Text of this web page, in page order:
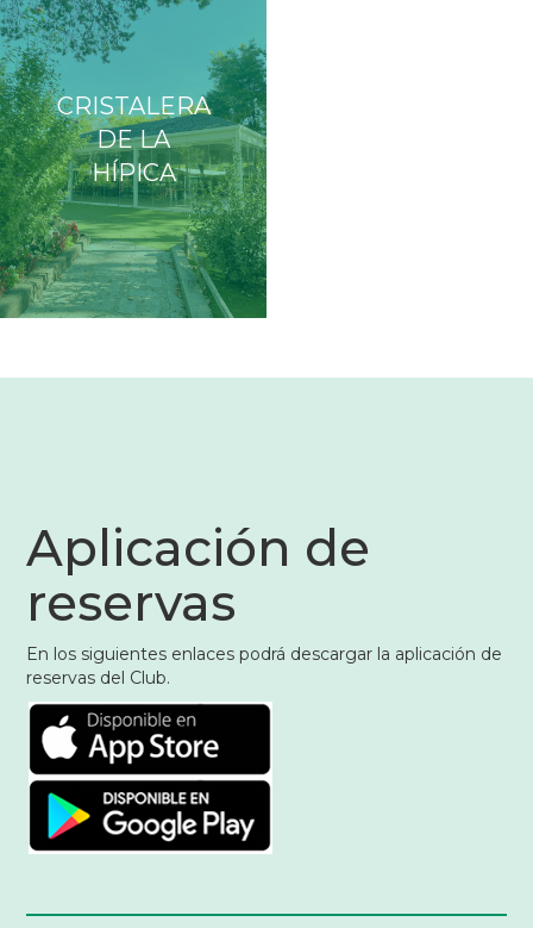
CRISTALERA
DE LA
HÍPICA
Aplicación de
reservas
En los siguientes enlaces podrá descargar la aplicación de
reservas del Club.